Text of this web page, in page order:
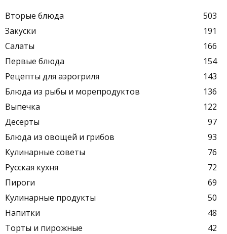
Вторые блюда
503
Закуски
191
Салаты
166
Первые блюда
154
Рецепты для аэрогриля
143
Блюда из рыбы и морепродуктов
136
Выпечка
122
Десерты
97
Блюда из овощей и грибов
93
Кулинарные советы
76
Русская кухня
72
Пироги
69
Кулинарные продукты
50
Напитки
48
Торты и пирожные
42